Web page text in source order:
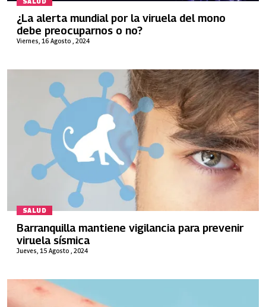
Viernes, 16 Agosto , 2024
¿La alerta mundial por la viruela del mono
debe preocuparnos o no?
SALUD
Jueves, 15 Agosto , 2024
Barranquilla mantiene vigilancia para prevenir
viruela sísmica